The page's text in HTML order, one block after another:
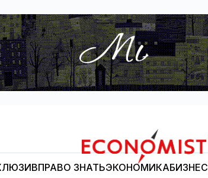
Economist.kg
ПРАВО ЗНАТЬЭКОНОМИКАБИЗНЕС